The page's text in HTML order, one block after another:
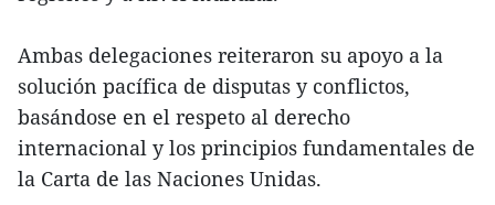
Ambas delegaciones reiteraron su apoyo a la
solución pacífica de disputas y conflictos,
basándose en el respeto al derecho
internacional y los principios fundamentales de
la Carta de las Naciones Unidas.